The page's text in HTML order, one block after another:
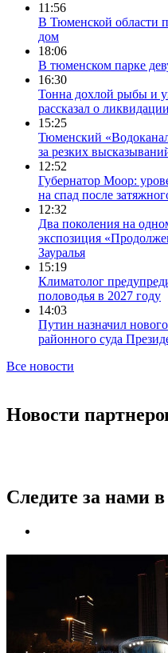
11:56
В Тюменской области
дом
18:06
В тюменском парке
16:30
Тонна дохлой рыбы и
рассказал о
15:25
Тюменский
за резких
12:52
Губернатор Моор:
на спад после
12:32
Два поколения на
экспозиция
Зауралья
15:19
Климатолог
половодья в 2027 году
14:03
Путин назначил
районного суда
Все новости
Новости
Следите за нами в